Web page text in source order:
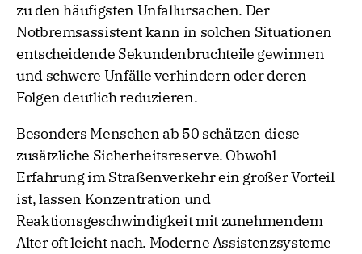
zu den häufigsten Unfallursachen. Der
Notbremsassistent kann in solchen Situationen
entscheidende Sekundenbruchteile gewinnen
und schwere Unfälle verhindern oder deren
Folgen deutlich reduzieren.
Besonders Menschen ab 50 schätzen diese
zusätzliche Sicherheitsreserve. Obwohl
Erfahrung im Straßenverkehr ein großer Vorteil
ist, lassen Konzentration und
Reaktionsgeschwindigkeit mit zunehmendem
Alter oft leicht nach. Moderne Assistenzsysteme